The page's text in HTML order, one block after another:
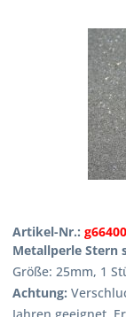
Artikel-Nr.:
Metallperle Stern
Größe: 25mm, 1
Achtung: